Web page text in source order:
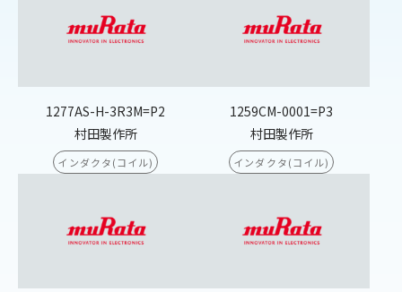
1277AS-H-3R3M=P2
村田製作所
インダクタ(コイル)
1259CM-0001=P3
村田製作所
インダクタ(コイル)